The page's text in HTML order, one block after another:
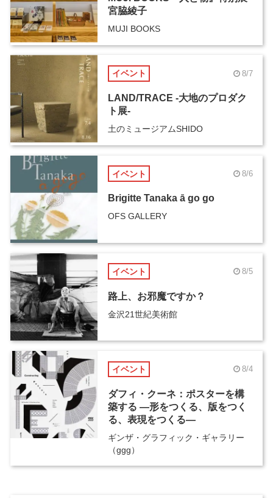
宮脇綾子
MUJI BOOKS
イベント 8/7
LAND/TRACE -大地のプロダク
ト展-
土のミュージアムSHIDO
イベント 8/6
Brigitte Tanaka ā go go
OFS GALLERY
イベント 8/5
路上、お邪魔ですか？
金沢21世紀美術館
イベント 8/4
ダフィ・クーネ：ポスターを構
築する ―形をつくる、版をつく
る、表現をつくる―
ギンザ・グラフィック・ギャラリー
（ggg）